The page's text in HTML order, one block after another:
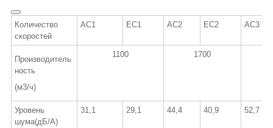
Количество
скоростей
АС1 ЕС1 АС2 ЕС2 АС3
Производитель
ность
(м3/ч)
1100 1700
Уровень
шума(дБ/А)
31,1 29,1 44,4 40,9 52,7